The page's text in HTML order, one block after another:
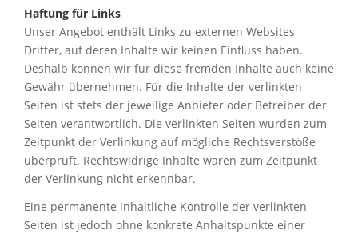
Haftung für Links
Unser Angebot enthält Links zu externen Websites
Dritter, auf deren Inhalte wir keinen Einfluss haben.
Deshalb können wir für diese fremden Inhalte auch keine
Gewähr übernehmen. Für die Inhalte der verlinkten
Seiten ist stets der jeweilige Anbieter oder Betreiber der
Seiten verantwortlich. Die verlinkten Seiten wurden zum
Zeitpunkt der Verlinkung auf mögliche Rechtsverstöße
überprüft. Rechtswidrige Inhalte waren zum Zeitpunkt
der Verlinkung nicht erkennbar.
Eine permanente inhaltliche Kontrolle der verlinkten
Seiten ist jedoch ohne konkrete Anhaltspunkte einer